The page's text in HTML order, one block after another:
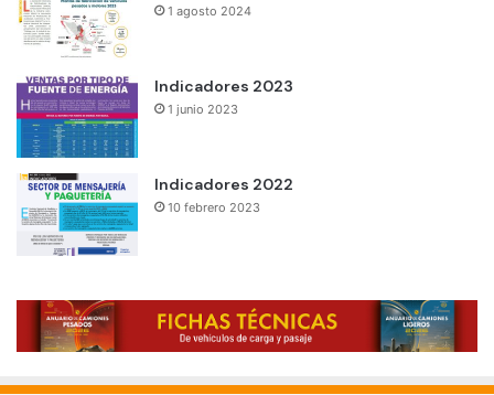
1 agosto 2024
Indicadores 2023
1 junio 2023
Indicadores 2022
10 febrero 2023